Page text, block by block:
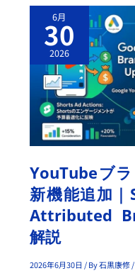
6月
30
2026
YouTubeブ
新機能追加
Attributed
解説
2026年6月30日 / By石黒康修
Y
U
T
U
B
E
ブ
ラ
ン
ド
キ
ャ
ン
ペ
ン
に
新
機
能
追
加
｜
S
H
O